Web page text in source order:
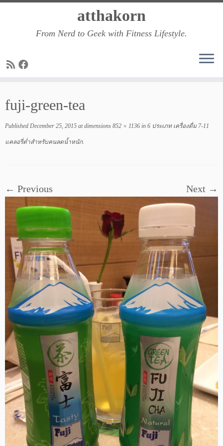
atthakorn
From Nerd to Geek with Fitness Lifestyle.
fuji-green-tea
Published December 25, 2015 at dimensions 852 × 1136 in 6 ประเภท เครื่องดื่ม 7-11
แคลอรี่ต่ำสำหรับคนลดน้ำหนัก.
← Previous Next →